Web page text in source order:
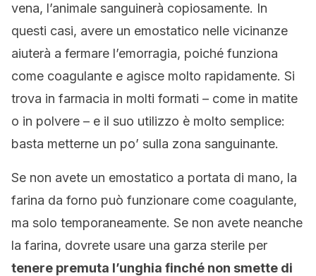
vena, l’animale sanguinerà copiosamente. In
questi casi, avere un emostatico nelle vicinanze
aiuterà a fermare l’emorragia, poiché funziona
come coagulante e agisce molto rapidamente. Si
trova in farmacia in molti formati – come in matite
o in polvere – e il suo utilizzo è molto semplice:
basta metterne un po’ sulla zona sanguinante.
Se non avete un emostatico a portata di mano, la
farina da forno può funzionare come coagulante,
ma solo temporaneamente. Se non avete neanche
la farina, dovrete usare una garza sterile per
tenere premuta l’unghia finché non smette di